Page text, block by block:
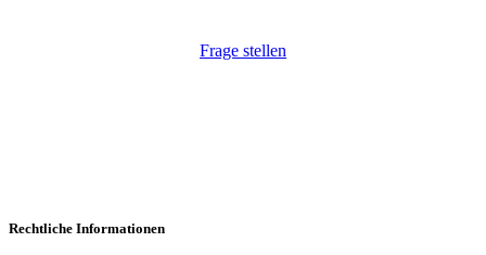
Frage stellen
Rechtliche Informationen